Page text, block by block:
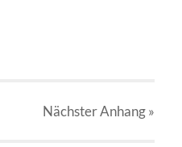
NächsterAnhang»